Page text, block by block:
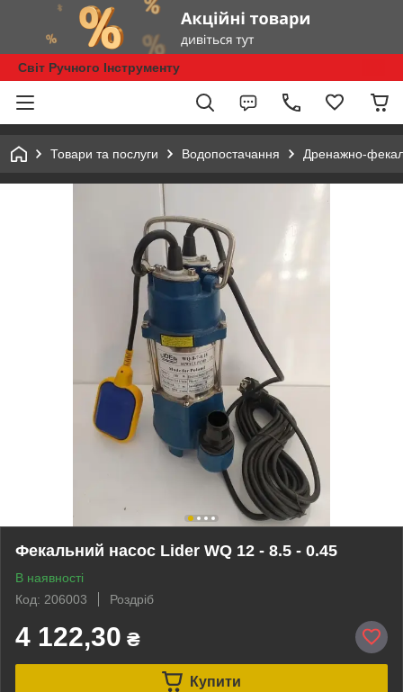
Світ Ручного Інструменту
Товари та послуги Водопостачання Дренажно-
Фекальний насос Lider WQ 12 - 8.5 - 0.45
В наявності
Код: 206003
Роздріб
4 122,30 ₴
Купити